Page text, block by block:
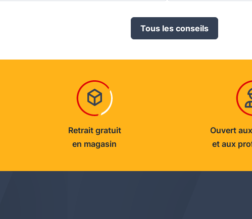
Tous les conseils
Retrait gratuit
en magasin
Ouvert
et aux